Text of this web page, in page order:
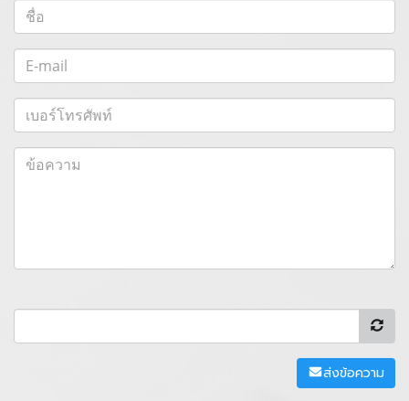
ส่งข้อความ